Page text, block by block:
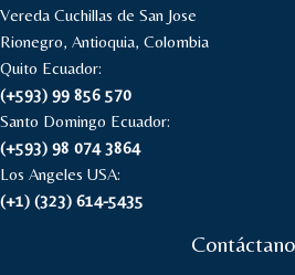
Vereda Cuchillas de San Jose
Rionegro, Antioquia, Colombia
Quito Ecuador:
(+593) 99 856 570
Santo Domingo Ecuador:
(+593) 98 074 3864
Los Angeles USA:
(+1) (323) 614-5435